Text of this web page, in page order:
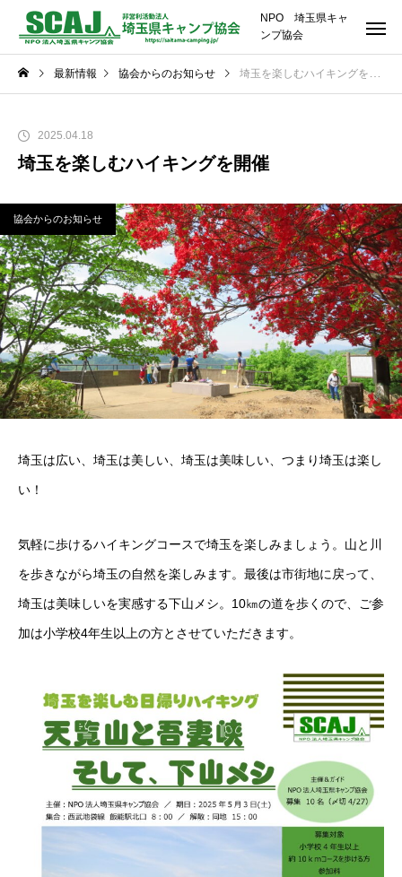
NPO 埼玉県キャ
ンプ協会
最新情報 協会からのお知らせ 埼玉を楽しむハイキングを開催
2025.04.18
埼玉を楽しむハイキングを開催
協会からのお知らせ
埼玉は広い、埼玉は美しい、埼玉は美味しい、つまり埼玉は楽し
い！
気軽に歩けるハイキングコースで埼玉を楽しみましょう。山と川
を歩きながら埼玉の自然を楽しみます。最後は市街地に戻って、
埼玉は美味しいを実感する下山メシ。10㎞の道を歩くので、ご参
加は小学校4年生以上の方とさせていただきます。